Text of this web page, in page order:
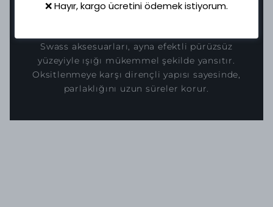
Swass aksesuarları, ayna efektli pürüzsüz
yüzeyiyle ışığı mükemmel şekilde yansıtır.
Oksitlenmeye karşı dirençli yapısı sayesinde,
parlaklığını uzun süreler korur.
❌ Hayır, kargo ücretini ödemek istiyorum.